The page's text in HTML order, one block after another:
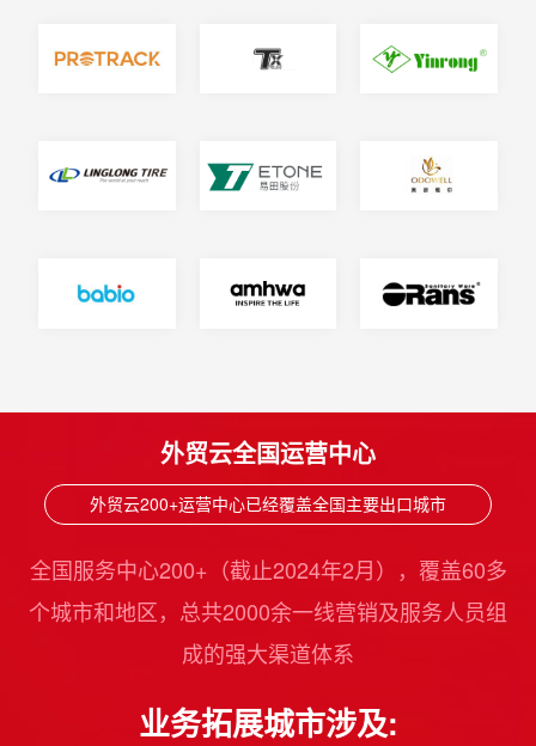
外贸云全国运营中心
外贸云200+运营中心已经覆盖全国主要出口城市
全国服务中心200+（截止2024年2月），覆盖60多
个城市和地区，总共2000余一线营销及服务人员组
成的强大渠道体系
业务拓展城市涉及: